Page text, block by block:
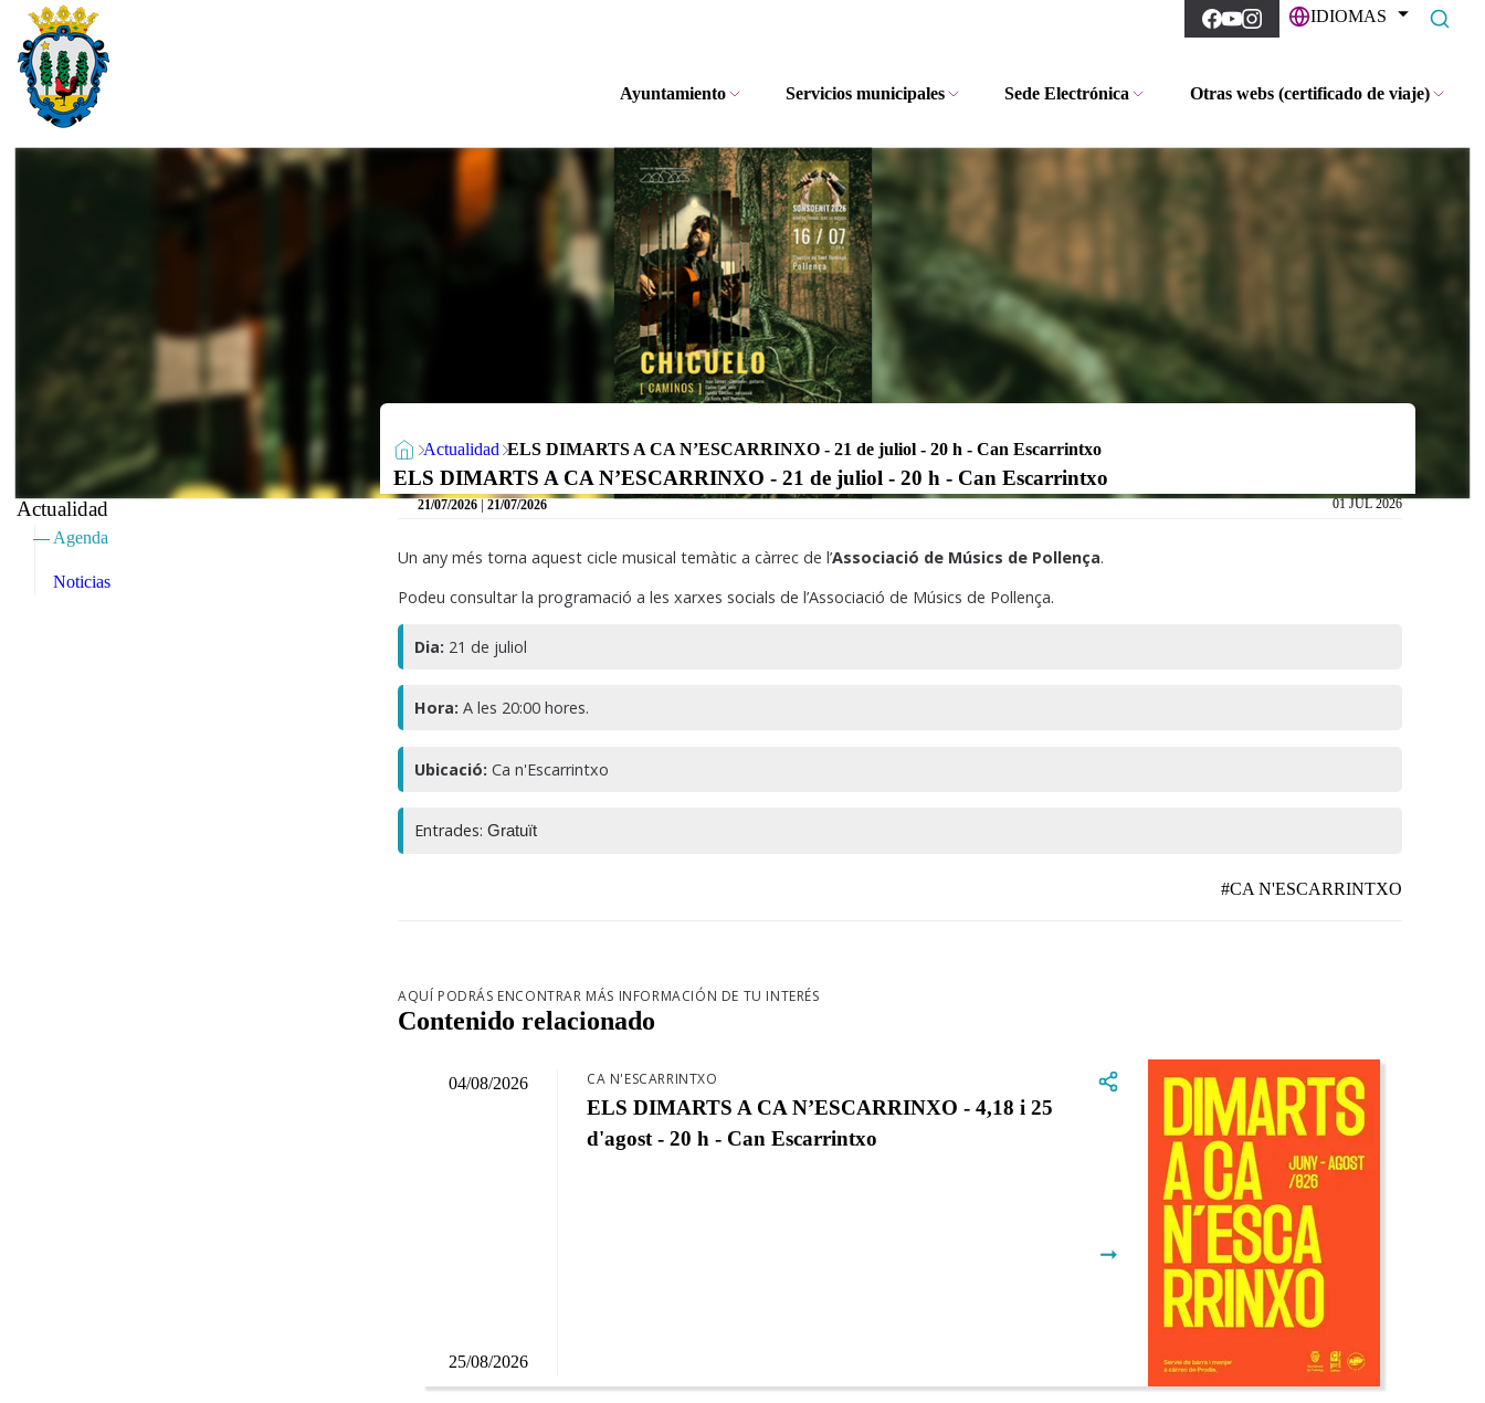
IDIOMAS
Ayuntamiento Servicios municipales Sede Electrónica Otras webs (certificado de viaje)
Actualidad ELS DIMARTS A CA N’ESCARRINXO - 21 de juliol - 20 h - Can Escarrintxo
ELS DIMARTS A CA N’ESCARRINXO - 21 de juliol - 20 h - Can Escarrintxo
Actualidad
Agenda
Noticias
21/07/2026|21/07/2026 01 JUL 2026
Un any més torna aquest cicle musical temàtic a càrrec de l’Associació de Músics de Pollença.
Podeu consultar la programació a les xarxes socials de l’Associació de Músics de Pollença.
Dia: 21 de juliol
Hora: A les 20:00 hores.
Ubicació: Ca n'Escarrintxo
Entrades:Gratuït
#CA N'ESCARRINTXO
AQUÍ PODRÁS ENCONTRAR MÁS INFORMACIÓN DE TU INTERÉS
Contenido relacionado
04/08/2026
25/08/2026
CA N'ESCARRINTXO
ELS DIMARTS A CA N’ESCARRINXO - 4,18 i 25
d'agost - 20 h - Can Escarrintxo
➞